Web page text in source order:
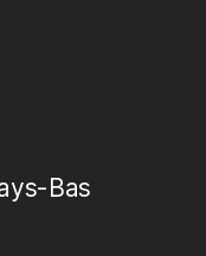
Bas